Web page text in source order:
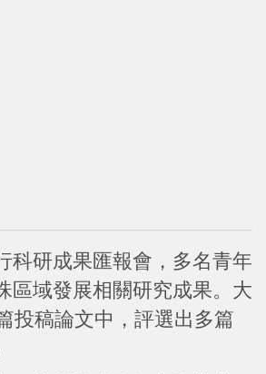
科研成果匯報會，多名青年
區域發展相關研究成果。大
投稿論文中，評選出多篇